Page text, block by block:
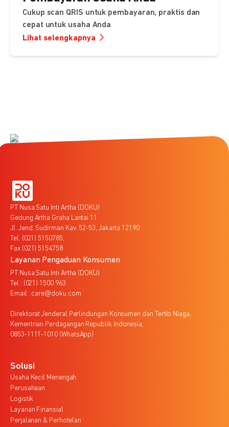
Cukup scan QRIS untuk pembayaran, praktis dan
cepat untuk usaha Anda
Lihat selengkapnya
PT Nusa Satu Inti Artha (DOKU)
Gedung Artha Graha Lantai 11
Jl. Jend. Sudirman Kav. 52-53, Jakarta 12190
Tel. (021) 5150785,
Fax (021) 5154758
Layanan Pengaduan Konsumen
PT Nusa Satu Inti Artha (DOKU)
Tel : (021) 1500 963
Email : care@doku.com
Direktorat Jenderal Perlindungan Konsumen dan Tertib Niaga,
Kementrian Perdagangan Republik Indonesia,
0853-1111-1010 (WhatsApp)
Solusi
Usaha Kecil Menengah
Perusahaan
Logistik
Layanan Finansial
Perjalanan & Perhotelan